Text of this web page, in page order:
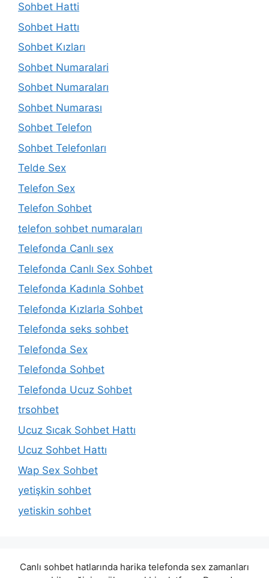
Sohbet Hatti
Sohbet Hattı
Sohbet Kızları
Sohbet Numaralari
Sohbet Numaraları
Sohbet Numarası
Sohbet Telefon
Sohbet Telefonları
Telde Sex
Telefon Sex
Telefon Sohbet
telefon sohbet numaraları
Telefonda Canlı sex
Telefonda Canlı Sex Sohbet
Telefonda Kadınla Sohbet
Telefonda Kızlarla Sohbet
Telefonda seks sohbet
Telefonda Sex
Telefonda Sohbet
Telefonda Ucuz Sohbet
trsohbet
Ucuz Sıcak Sohbet Hattı
Ucuz Sohbet Hattı
Wap Sex Sohbet
yetişkin sohbet
yetiskin sohbet
Canlı sohbet hatlarında harika telefonda sex zamanları